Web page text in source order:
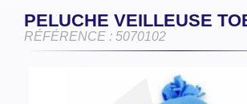
PELUCHE VEILLEUSE
RÉFÉRENCE : 5070102